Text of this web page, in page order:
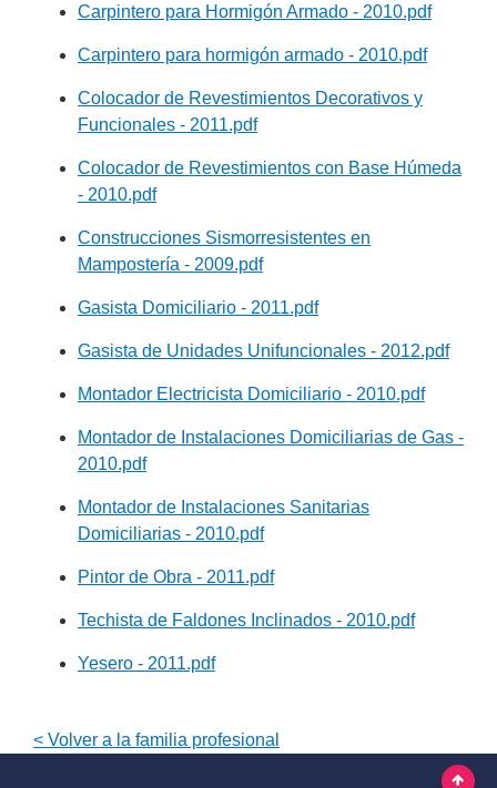
Carpintero para Hormigón Armado - 2010.pdf
Carpintero para hormigón armado - 2010.pdf
Colocador de Revestimientos Decorativos y
Funcionales - 2011.pdf
Colocador de Revestimientos con Base Húmeda
- 2010.pdf
Construcciones Sismorresistentes en
Mampostería - 2009.pdf
Gasista Domiciliario - 2011.pdf
Gasista de Unidades Unifuncionales - 2012.pdf
Montador Electricista Domiciliario - 2010.pdf
Montador de Instalaciones Domiciliarias de Gas -
2010.pdf
Montador de Instalaciones Sanitarias
Domiciliarias - 2010.pdf
Pintor de Obra - 2011.pdf
Techista de Faldones Inclinados - 2010.pdf
Yesero - 2011.pdf
< Volver a la familia profesional